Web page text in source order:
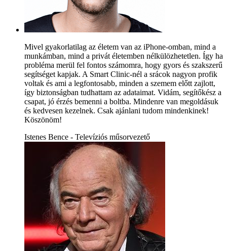
Mivel gyakorlatilag az életem van az iPhone-omban, mind a
munkámban, mind a privát életemben nélkülözhetetlen. Így ha
probléma merül fel fontos számomra, hogy gyors és szakszerű
segítséget kapjak. A Smart Clinic-nél a srácok nagyon profik
voltak és ami a legfontosabb, minden a szemem előtt zajlott,
így biztonságban tudhattam az adataimat. Vidám, segítőkész a
csapat, jó érzés bemenni a boltba. Mindenre van megoldásuk
és kedvesen kezelnek. Csak ajánlani tudom mindenkinek!
Köszönöm!
Istenes Bence - Televíziós műsorvezető